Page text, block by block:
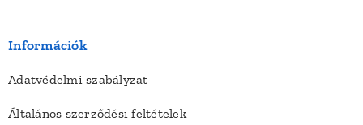
Információk
Adatvédelmi szabályzat
Általános szerződési feltételek